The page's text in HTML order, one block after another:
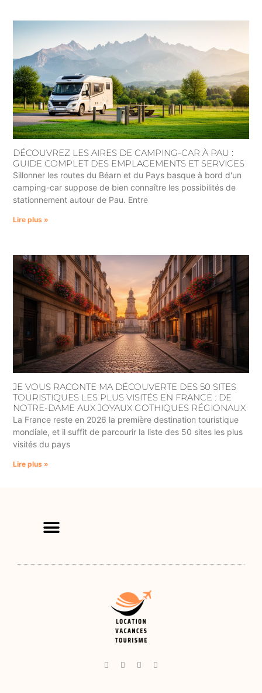
DÉCOUVREZ LES AIRES DE CAMPING-CAR À PAU :
GUIDE COMPLET DES EMPLACEMENTS ET SERVICES
Sillonner les routes du Béarn et du Pays basque à bord d'un
camping-car suppose de bien connaître les possibilités de
stationnement autour de Pau. Entre
Lire plus »
JE VOUS RACONTE MA DÉCOUVERTE DES 50 SITES
TOURISTIQUES LES PLUS VISITÉS EN FRANCE : DE
NOTRE-DAME AUX JOYAUX GOTHIQUES RÉGIONAUX
La France reste en 2026 la première destination touristique
mondiale, et il suffit de parcourir la liste des 50 sites les plus
visités du pays
Lire plus »